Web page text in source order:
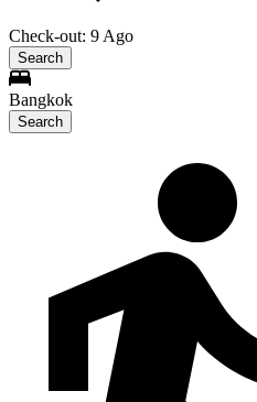
Check-out: 9 Ago
Search
Bangkok
Search